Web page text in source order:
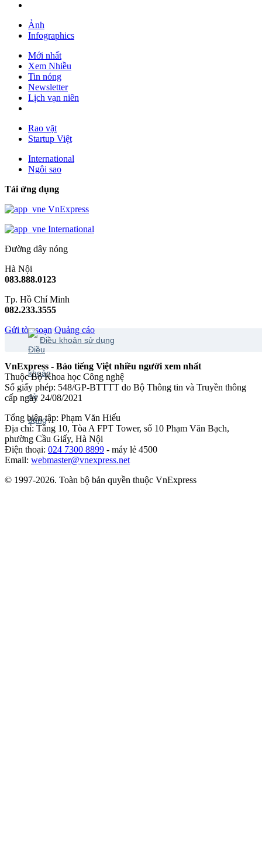
Ảnh
Infographics
Mới nhất
Xem Nhiều
Tin nóng
Newsletter
Lịch vạn niên
Rao vặt
Startup Việt
International
Ngôi sao
Tải ứng dụng
VnExpress
International
Đường dây nóng
Hà Nội
083.888.0123
Tp. Hồ Chí Minh
082.233.3555
Gửi tòa soạn Quảng cáo
Điều khoản sử dụng
VnExpress - Báo tiếng Việt nhiều người xem nhất
Thuộc Bộ Khoa học Công nghệ
Số giấy phép: 548/GP-BTTTT do Bộ Thông tin và Truyền thông
cấp ngày 24/08/2021
Tổng biên tập: Phạm Văn Hiếu
Địa chỉ: Tầng 10, Tòa A FPT Tower, số 10 Phạm Văn Bạch,
phường Cầu Giấy, Hà Nội
Điện thoại: 024 7300 8899 - máy lẻ 4500
Email: webmaster@vnexpress.net
© 1997-2026. Toàn bộ bản quyền thuộc VnExpress